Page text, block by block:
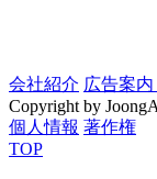
会社紹介 広告案
Copyright by
個人情報 著作権
TOP